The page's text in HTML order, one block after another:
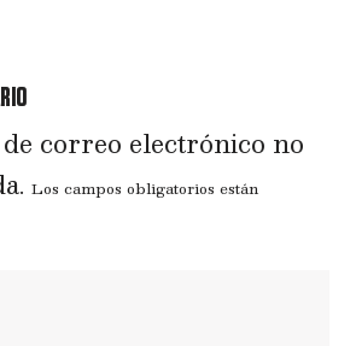
correo electrónico no
Los campos obligatorios están